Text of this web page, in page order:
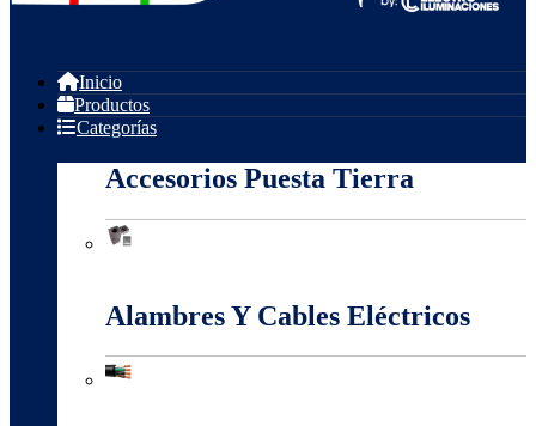
Inicio
Productos
Categorías
Accesorios Puesta Tierra
Alambres Y Cables Eléctricos